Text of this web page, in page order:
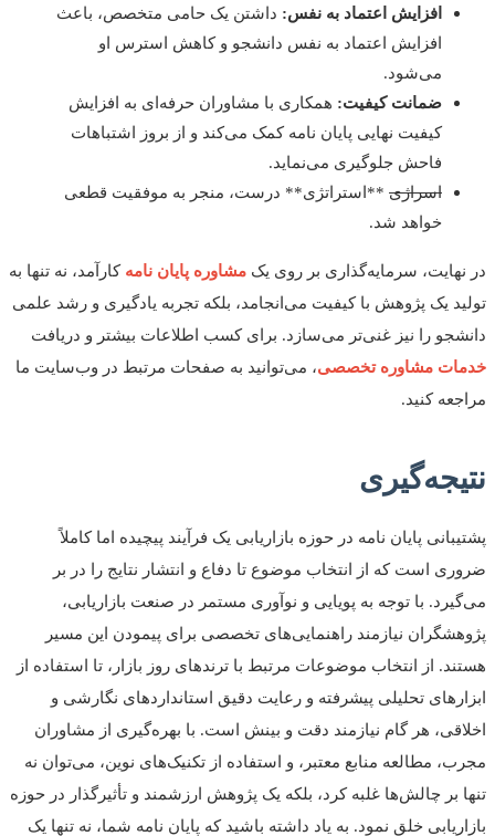
افزایش اعتماد به نفس:داشتن یک حامی متخصص، باعث
افزایش اعتماد به نفس دانشجو و کاهش استرس او
می‌شود.
ضمانت کیفیت:همکاری با مشاوران حرفه‌ای به افزایش
کیفیت نهایی پایان نامه کمک می‌کند و از بروز اشتباهات
فاحش جلوگیری می‌نماید.
اسراژی**استراتژی** درست، منجر به موفقیت قطعی
خواهد شد.
سرمایه‌گذاری بر روی یکمشاوره پایان نامهکارآمد، نه تنها به
یک پژوهش با کیفیت می‌انجامد، بلکه تجربه یادگیری و رشد علمی
را نیز غنی‌تر می‌سازد. برای کسب اطلاعات بیشتر و دریافت
مشاوره تخصصی، می‌توانید به صفحات مرتبط در وب‌سایت ما
کنید.
پایان نامه در حوزه بازاریابی یک فرآیند پیچیده اما کاملاً
است که از انتخاب موضوع تا دفاع و انتشار نتایج را در بر
با توجه به پویایی و نوآوری مستمر در صنعت بازاریابی،
نیازمند راهنمایی‌های تخصصی برای پیمودن این مسیر
از انتخاب موضوعات مرتبط با ترندهای روز بازار، تا استفاده از
تحلیلی پیشرفته و رعایت دقیق استانداردهای نگارشی و
هر گام نیازمند دقت و بینش است. با بهره‌گیری از مشاوران
مطالعه منابع معتبر، و استفاده از تکنیک‌های نوین، می‌توان نه
بر چالش‌ها غلبه کرد، بلکه یک پژوهش ارزشمند و تأثیرگذار در حوزه
خلق نمود. به یاد داشته باشید که پایان نامه شما، نه تنها یک